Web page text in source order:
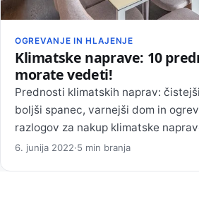
OGREVANJE IN HLAJENJE
Klimatske naprave: 10
morate vedeti!
Prednosti klimatskih naprav:
boljši spanec, varnejši dom in
razlogov za nakup klimatske
6. junija 2022·5 min branja